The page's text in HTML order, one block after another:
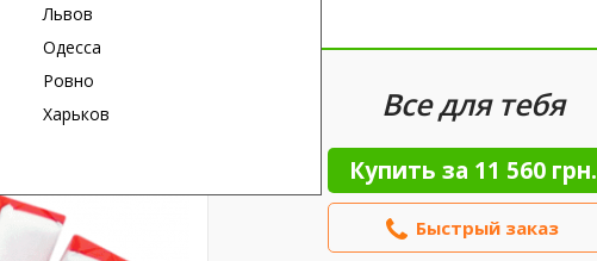
Львов
Одесса
Ровно
Харьков
25 см
Все для тебя
Купить за 11 560 грн.
Быстрый заказ